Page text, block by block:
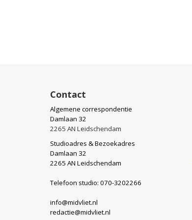
Contact
Algemene correspondentie
Damlaan 32
2265 AN Leidschendam
Studioadres & Bezoekadres
Damlaan 32
2265 AN Leidschendam
Telefoon studio: 070-3202266
info@midvliet.nl
redactie@midvliet.nl